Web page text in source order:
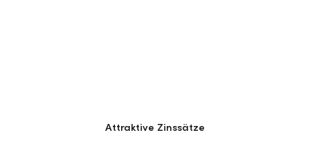
Attraktive Zinssätze